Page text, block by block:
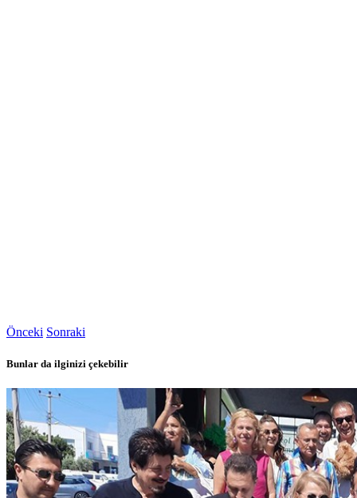
Önceki Sonraki
Bunlar da ilginizi çekebilir